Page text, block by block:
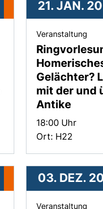
Gelächter?
mit der und
Antike
Veranstaltung,
Zeit:
18:00 Uhr
Ort: H22
21. JAN.
Veranstaltung,
03. DEZ.